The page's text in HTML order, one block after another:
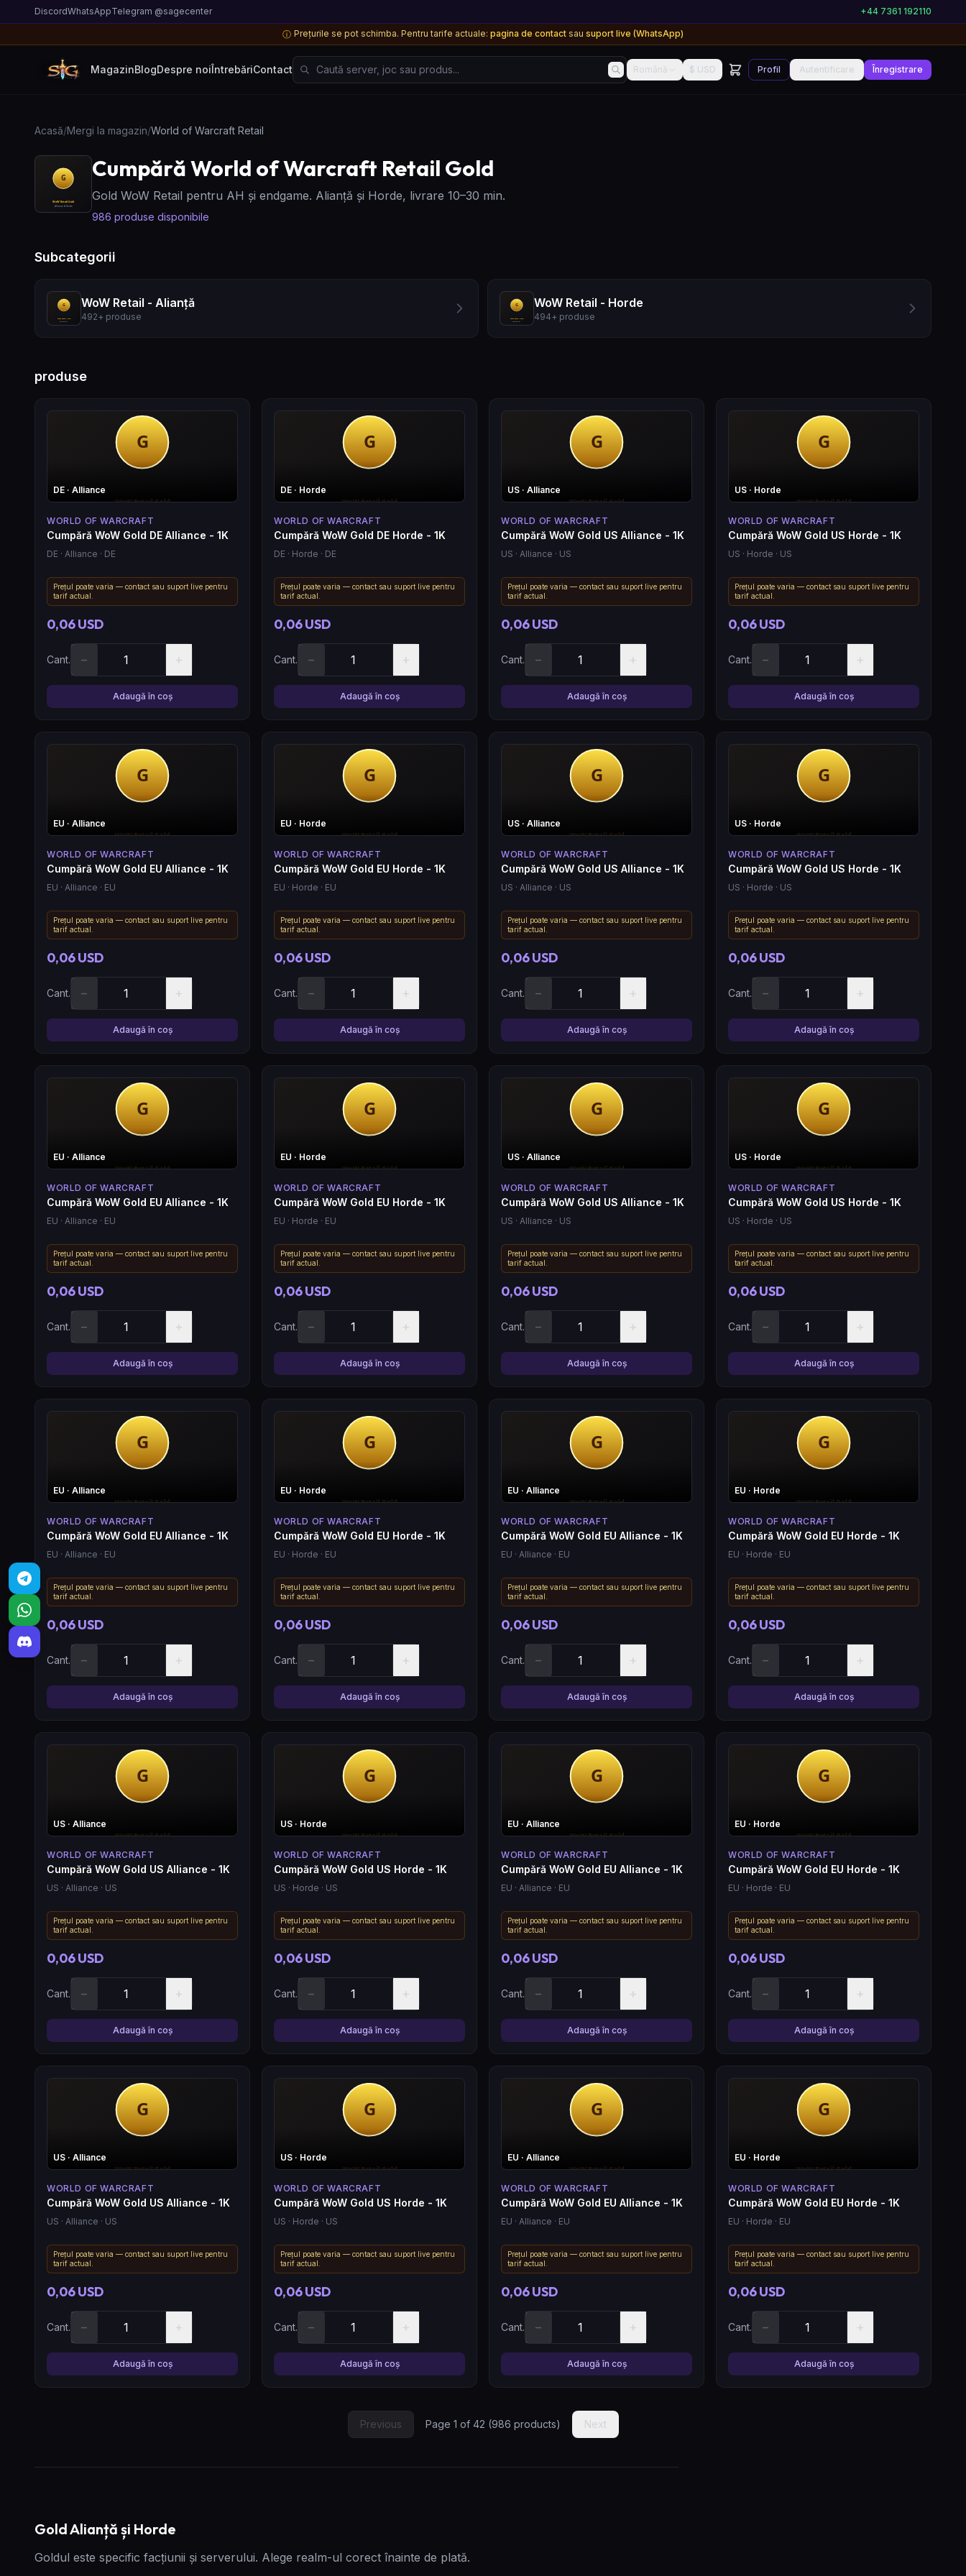
DiscordWhatsAppTelegram @sagecenter +44 7361 192110
ⓘ Prețurile se pot schimba. Pentru tarife actuale: pagina de contact sau suport live (WhatsApp)
MagazinBlogDespre noiÎntrebăriContactCaută server, joc sau produs... Română $ USD Profil Autentificare Înregistrare
Acasă/Mergi la magazin/World of Warcraft Retail
Cumpără World of Warcraft Retail Gold
Gold WoW Retail pentru AH și endgame. Alianță și Horde, livrare 10–30 min.
986 produse disponibile
Subcategorii
WoW Retail - Alianță
492+ produse
WoW Retail - Horde
494+ produse
produse
DE · Alliance
WORLD OF WARCRAFT
Cumpără WoW Gold DE Alliance - 1K
DE · Alliance · DE
Prețul poate varia — contact sau suport live pentru
tarif actual.
0,06 USD
Cant. − +
Adaugă în coș
DE · Horde
WORLD OF WARCRAFT
Cumpără WoW Gold DE Horde - 1K
DE · Horde · DE
Prețul poate varia — contact sau suport live pentru
tarif actual.
0,06 USD
Cant. − +
Adaugă în coș
US · Alliance
WORLD OF WARCRAFT
Cumpără WoW Gold US Alliance - 1K
US · Alliance · US
Prețul poate varia — contact sau suport live pentru
tarif actual.
0,06 USD
Cant. − +
Adaugă în coș
US · Horde
WORLD OF WARCRAFT
Cumpără WoW Gold US Horde - 1K
US · Horde · US
Prețul poate varia — contact sau suport live pentru
tarif actual.
0,06 USD
Cant. − +
Adaugă în coș
EU · Alliance
WORLD OF WARCRAFT
Cumpără WoW Gold EU Alliance - 1K
EU · Alliance · EU
Prețul poate varia — contact sau suport live pentru
tarif actual.
0,06 USD
Cant. − +
Adaugă în coș
EU · Horde
WORLD OF WARCRAFT
Cumpără WoW Gold EU Horde - 1K
EU · Horde · EU
Prețul poate varia — contact sau suport live pentru
tarif actual.
0,06 USD
Cant. − +
Adaugă în coș
US · Alliance
WORLD OF WARCRAFT
Cumpără WoW Gold US Alliance - 1K
US · Alliance · US
Prețul poate varia — contact sau suport live pentru
tarif actual.
0,06 USD
Cant. − +
Adaugă în coș
US · Horde
WORLD OF WARCRAFT
Cumpără WoW Gold US Horde - 1K
US · Horde · US
Prețul poate varia — contact sau suport live pentru
tarif actual.
0,06 USD
Cant. − +
Adaugă în coș
EU · Alliance
WORLD OF WARCRAFT
Cumpără WoW Gold EU Alliance - 1K
EU · Alliance · EU
Prețul poate varia — contact sau suport live pentru
tarif actual.
0,06 USD
Cant. − +
Adaugă în coș
EU · Horde
WORLD OF WARCRAFT
Cumpără WoW Gold EU Horde - 1K
EU · Horde · EU
Prețul poate varia — contact sau suport live pentru
tarif actual.
0,06 USD
Cant. − +
Adaugă în coș
US · Alliance
WORLD OF WARCRAFT
Cumpără WoW Gold US Alliance - 1K
US · Alliance · US
Prețul poate varia — contact sau suport live pentru
tarif actual.
0,06 USD
Cant. − +
Adaugă în coș
US · Horde
WORLD OF WARCRAFT
Cumpără WoW Gold US Horde - 1K
US · Horde · US
Prețul poate varia — contact sau suport live pentru
tarif actual.
0,06 USD
Cant. − +
Adaugă în coș
EU · Alliance
WORLD OF WARCRAFT
Cumpără WoW Gold EU Alliance - 1K
EU · Alliance · EU
Prețul poate varia — contact sau suport live pentru
tarif actual.
0,06 USD
Cant. − +
Adaugă în coș
EU · Horde
WORLD OF WARCRAFT
Cumpără WoW Gold EU Horde - 1K
EU · Horde · EU
Prețul poate varia — contact sau suport live pentru
tarif actual.
0,06 USD
Cant. − +
Adaugă în coș
EU · Alliance
WORLD OF WARCRAFT
Cumpără WoW Gold EU Alliance - 1K
EU · Alliance · EU
Prețul poate varia — contact sau suport live pentru
tarif actual.
0,06 USD
Cant. − +
Adaugă în coș
EU · Horde
WORLD OF WARCRAFT
Cumpără WoW Gold EU Horde - 1K
EU · Horde · EU
Prețul poate varia — contact sau suport live pentru
tarif actual.
0,06 USD
Cant. − +
Adaugă în coș
US · Alliance
WORLD OF WARCRAFT
Cumpără WoW Gold US Alliance - 1K
US · Alliance · US
Prețul poate varia — contact sau suport live pentru
tarif actual.
0,06 USD
Cant. − +
Adaugă în coș
US · Horde
WORLD OF WARCRAFT
Cumpără WoW Gold US Horde - 1K
US · Horde · US
Prețul poate varia — contact sau suport live pentru
tarif actual.
0,06 USD
Cant. − +
Adaugă în coș
EU · Alliance
WORLD OF WARCRAFT
Cumpără WoW Gold EU Alliance - 1K
EU · Alliance · EU
Prețul poate varia — contact sau suport live pentru
tarif actual.
0,06 USD
Cant. − +
Adaugă în coș
EU · Horde
WORLD OF WARCRAFT
Cumpără WoW Gold EU Horde - 1K
EU · Horde · EU
Prețul poate varia — contact sau suport live pentru
tarif actual.
0,06 USD
Cant. − +
Adaugă în coș
US · Alliance
WORLD OF WARCRAFT
Cumpără WoW Gold US Alliance - 1K
US · Alliance · US
Prețul poate varia — contact sau suport live pentru
tarif actual.
0,06 USD
Cant. − +
Adaugă în coș
US · Horde
WORLD OF WARCRAFT
Cumpără WoW Gold US Horde - 1K
US · Horde · US
Prețul poate varia — contact sau suport live pentru
tarif actual.
0,06 USD
Cant. − +
Adaugă în coș
EU · Alliance
WORLD OF WARCRAFT
Cumpără WoW Gold EU Alliance - 1K
EU · Alliance · EU
Prețul poate varia — contact sau suport live pentru
tarif actual.
0,06 USD
Cant. − +
Adaugă în coș
EU · Horde
WORLD OF WARCRAFT
Cumpără WoW Gold EU Horde - 1K
EU · Horde · EU
Prețul poate varia — contact sau suport live pentru
tarif actual.
0,06 USD
Cant. − +
Adaugă în coș
Previous Page 1 of 42 (986 products) Next
Gold Alianță și Horde
Goldul este specific facțiunii și serverului. Alege realm-ul corect înainte de plată.